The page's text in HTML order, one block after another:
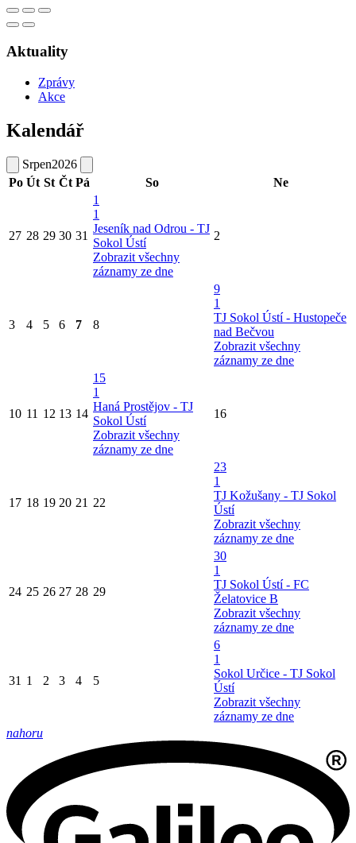
Aktuality
Zprávy
Akce
Kalendář
Srpen2026
Po Út St Čt Pá So Ne
27 28 29 30 31
1
1
Jeseník nad Odrou - TJ
Sokol Ústí
Zobrazit všechny
záznamy ze dne
2
3 4 5 6 7 8
9
1
TJ Sokol Ústí - Hustopeče
nad Bečvou
Zobrazit všechny
záznamy ze dne
10 11 12 13 14
15
1
Haná Prostějov - TJ
Sokol Ústí
Zobrazit všechny
záznamy ze dne
16
17 18 19 20 21 22
23
1
TJ Kožušany - TJ Sokol
Ústí
Zobrazit všechny
záznamy ze dne
24 25 26 27 28 29
30
1
TJ Sokol Ústí - FC
Želatovice B
Zobrazit všechny
záznamy ze dne
31 1 2 3 4 5
6
1
Sokol Určice - TJ Sokol
Ústí
Zobrazit všechny
záznamy ze dne
nahoru